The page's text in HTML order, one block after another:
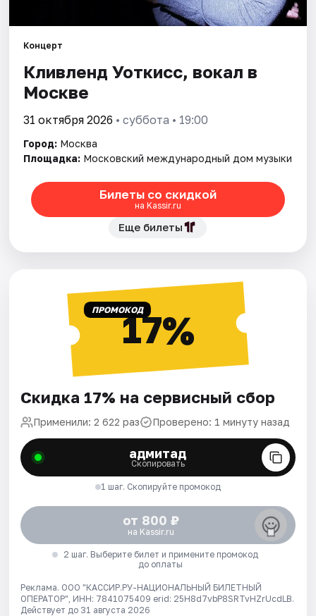
Площадки
Артисты
Концерт
Кливленд Уоткисс, вокал в
Москве
31 октября 2026 • суббота • 19:00
Город: Москва
Площадка: Московский международный дом музыки
Билеты со скидкой
на Kassir.ru
Еще билеты
ПРОМОКОД17%
Скидка 17% на сервисный сбор
Применили: 2 622 раз Проверено: 1 минуту назад
адмитад
Скопировать
1 шаг. Скопируйте промокод
от 800 ₽
на Kassir.ru
2 шаг. Выберите билет и примените промокод
до оплаты
Реклама. ООО "КАССИР.РУ-НАЦИОНАЛЬНЫЙ БИЛЕТНЫЙ
ОПЕРАТОР", ИНН: 7841075409 erid: 25H8d7vbP8SRTvHZrUcdLB.
Действует до 31 августа 2026